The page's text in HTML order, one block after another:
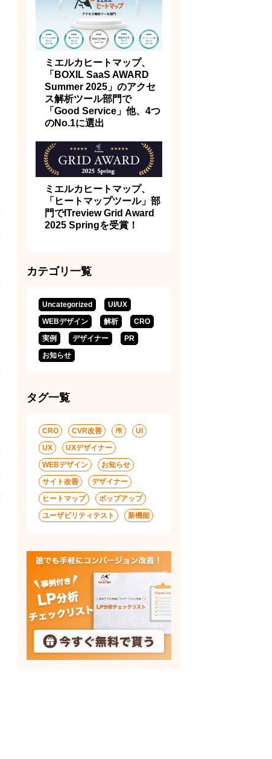
ミエルカヒートマップ、
「BOXIL SaaS AWARD
Summer 2025」のアクセ
ス解析ツール部門で
「Good Service」他、4つ
のNo.1に選出
ミエルカヒートマップ、
「ヒートマップツール」部
門でITreview Grid Award
2025 Springを受賞！
カテゴリ一覧
Uncategorized
UI/UX
WEBデザイン
解析
CRO
実例
デザイナー
PR
お知らせ
タグ一覧
CRO CVR改善 ㏚
UI
UX
UXデザイナー
WEBデザイン
お知らせ
サイト改善
デザイナー
ヒートマップ
ポップアップ
ユーザビリティテスト
新機能